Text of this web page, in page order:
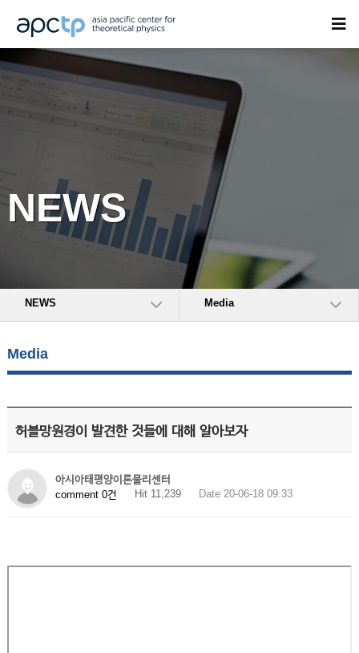
NEWS
NEWS Media
Media
허블망원경이 발견한 것들에 대해 알아보자
아시아태평양이론물리센터
comment 0건
Hit 11,239 Date 20-06-18 09:33